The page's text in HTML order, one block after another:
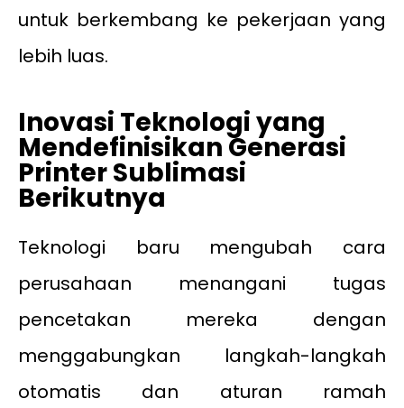
untuk berkembang ke pekerjaan yang
lebih luas.
Inovasi Teknologi yang
Mendefinisikan Generasi
Printer Sublimasi
Berikutnya
Teknologi baru mengubah cara
perusahaan menangani tugas
pencetakan mereka dengan
menggabungkan langkah-langkah
otomatis dan aturan ramah